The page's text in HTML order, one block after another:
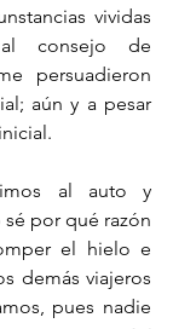
vividas
al consejo de
persuadieron
aún y a pesar
al auto y
por qué razón
el hielo e
demás viajeros
pues nadie